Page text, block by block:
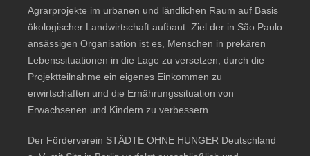
Agrarprojekte im urbanen und ländlichen Raum auf Basis
ökologischer Landwirtschaft aufbaut. Ziel der in São Paulo
ansässigen Organisation ist es, Menschen in prekären
Lebenssituationen in die Lage zu versetzen, durch die
Projektteilnahme ein eigenes Einkommen zu
erwirtschaften und die Ernährungssituation von
Erwachsenen und Kindern zu verbessern.
Der Förderverein STÄDTE OHNE HUNGER Deutschland